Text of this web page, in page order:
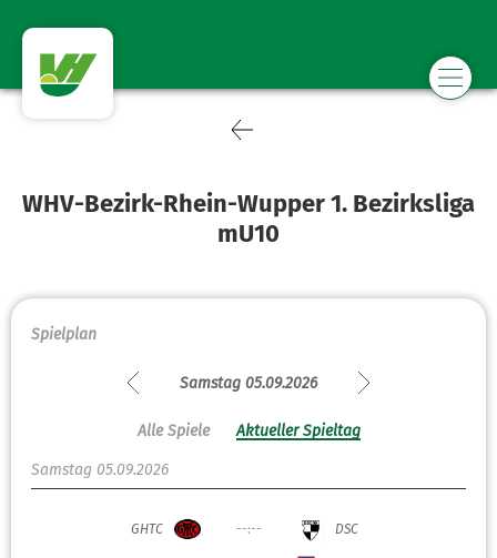
WHV-Bezirk-Rhein-Wupper 1. Bezirksliga
mU10
Spielplan
Samstag 05.09.2026
Alle Spiele Aktueller Spieltag
Samstag 05.09.2026
GHTC --:-- DSC